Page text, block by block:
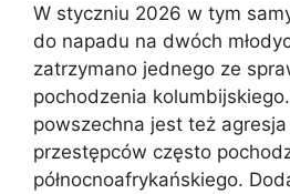
W styczniu 2026 w tym
do napadu na dwóch
zatrzymano jednego ze
pochodzenia
powszechna jest też agresja
przestępców często
północnoafrykańskiego.